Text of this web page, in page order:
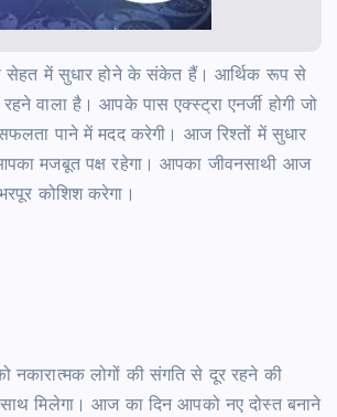
में सुधार होने के संकेत हैं। आर्थिक रूप से
वाला है। आपके पास एक्स्ट्रा एनर्जी होगी जो
पाने में मदद करेगी। आज रिश्तों में सुधार
मजबूत पक्ष रहेगा। आपका जीवनसाथी आज
कोशिश करेगा।
लोगों की संगति से दूर रहने की
मिलेगा। आज का दिन आपको नए दोस्त बनाने